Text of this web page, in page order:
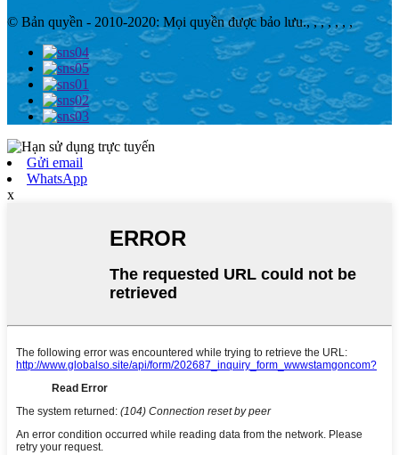
© Bản quyền - 2010-2020: Mọi quyền được bảo lưu., , , , , , ,
Gửi email
WhatsApp
x